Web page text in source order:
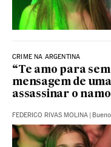
CRIME NA ARGENTINA
“Te amo para
mensagem de
assassinar o
FEDERICO RIVAS MOLINA |